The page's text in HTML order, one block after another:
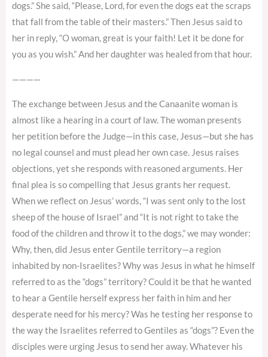
dogs.” She said, “Please, Lord, for even the dogs eat the scraps
that fall from the table of their masters.” Then Jesus said to
her in reply, “O woman, great is your faith! Let it be done for
you as you wish.” And her daughter was healed from that hour.
————
The exchange between Jesus and the Canaanite woman is
almost like a hearing in a court of law. The woman presents
her petition before the Judge—in this case, Jesus—but she has
no legal counsel and must plead her own case. Jesus raises
objections, yet she responds with reasoned arguments. Her
final plea is so compelling that Jesus grants her request.
When we reflect on Jesus’ words, “I was sent only to the lost
sheep of the house of Israel” and “It is not right to take the
food of the children and throw it to the dogs,” we may wonder:
Why, then, did Jesus enter Gentile territory—a region
inhabited by non-Israelites? Why was Jesus in what he himself
referred to as the “dogs” territory? Could it be that he wanted
to hear a Gentile herself express her faith in him and her
desperate need for his mercy? Was he testing her response to
the way the Israelites referred to Gentiles as “dogs”? Even the
disciples were urging Jesus to send her away. Whatever his